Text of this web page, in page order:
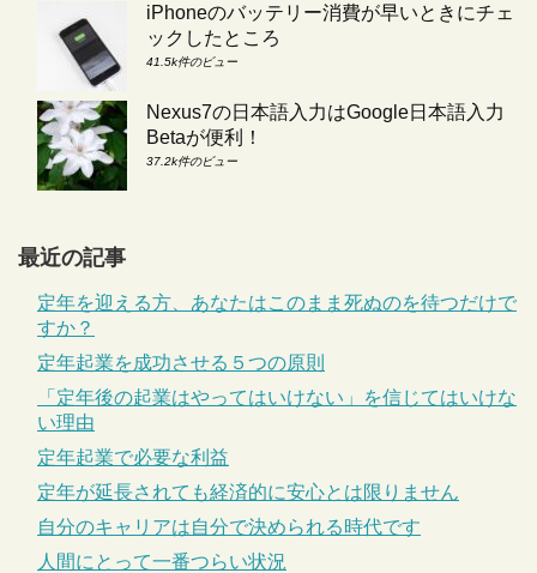
iPhoneのバッテリー消費が早いときにチェ
ックしたところ
41.5k件のビュー
Nexus7の日本語入力はGoogle日本語入力
Betaが便利！
37.2k件のビュー
最近の記事
定年を迎える方、あなたはこのまま死ぬのを待つだけで
すか？
定年起業を成功させる５つの原則
「定年後の起業はやってはいけない」を信じてはいけな
い理由
定年起業で必要な利益
定年が延長されても経済的に安心とは限りません
自分のキャリアは自分で決められる時代です
人間にとって一番つらい状況